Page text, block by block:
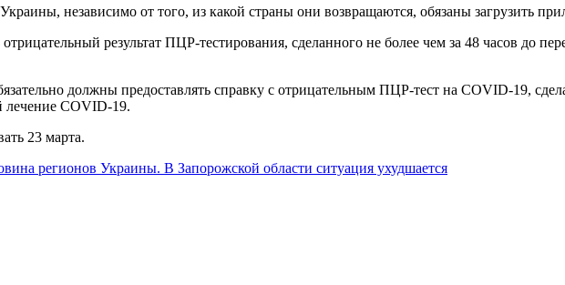
независимо от того, из какой страны они возвращаются, обязаны загрузить
результат ПЦР-тестирования, сделанного не более чем за 48 часов до
должны предоставлять справку с отрицательным ПЦР-тест на COVID-19,
лечение COVID-19.
23 марта.
регионов Украины. В Запорожской области ситуация ухудшается